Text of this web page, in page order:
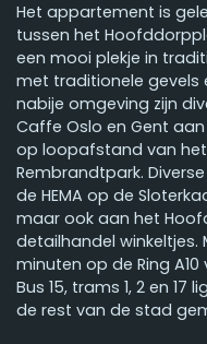
Het appartement is
tussen het
een mooi plekje in
met traditionele gevels
nabije omgeving zijn
Caffe Oslo en Gent
op loopafstand van
Rembrandtpark.
de HEMA op de
maar ook aan het
detailhandel winkeltjes.
minuten op de Ring A10
Bus 15, trams 1, 2 en
de rest van de stad